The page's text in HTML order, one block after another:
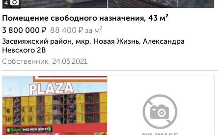
4
Помещение свободного назначения, 43 м²
3 800 000 ₽ 88 400 ₽ за м²
Засвияжский район, мкр. Новая Жизнь, Александра
Невского 2В
Собственник, 24.05.2021